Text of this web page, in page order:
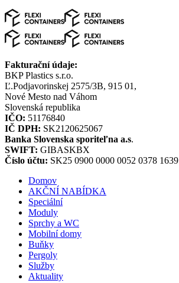
Fakturační údaje:
BKP Plastics s.r.o.
Ľ.Podjavorinskej 2575/3B, 915 01,
Nové Mesto nad Váhom
Slovenská republika
IČO: 51176840
IČ DPH: SK2120625067
Banka Slovenska sporiteľna a.s.
SWIFT: GIBASKBX
Číslo účtu: SK25 0900 0000 0052 0378 1639
Domov
AKČNÍ NABÍDKA
Speciální
Moduly
Sprchy a WC
Mobilní domy
Buňky
Pergoly
Služby
Aktuality